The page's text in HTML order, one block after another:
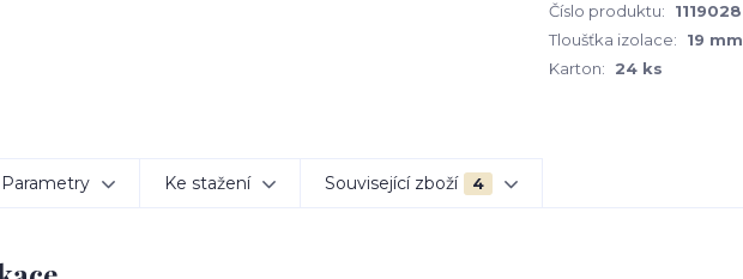
Číslo produktu: 1119028
Tloušťka izolace:
19 mm
Karton:
24 ks
Parametry Ke stažení Související zboží 4